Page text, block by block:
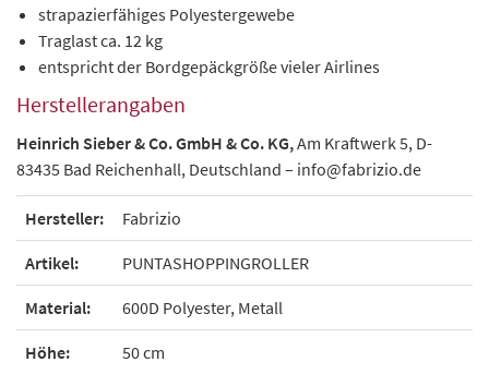
strapazierfähiges Polyestergewebe
Traglast ca. 12 kg
entspricht der Bordgepäckgröße vieler Airlines
Herstellerangaben
Heinrich Sieber & Co. GmbH & Co. KG,Am Kraftwerk 5, D-
83435 Bad Reichenhall, Deutschland – info@fabrizio.de
Hersteller: Fabrizio
Artikel: PUNTASHOPPINGROLLER
Material: 600D Polyester, Metall
Höhe: 50 cm